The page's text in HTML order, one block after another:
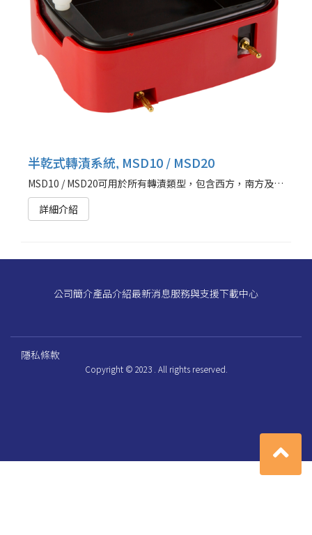
半乾式轉漬系統, MSD10 / MSD20
MSD10 / MSD20可用於所有轉漬類型，包含西方，南方及北方墨點法。
詳細介紹
公司簡介產品介紹最新消息服務與支援下載中心
隱私條款
Copyright © 2023 . All rights reserved.